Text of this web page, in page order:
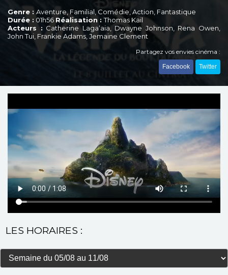
Genre : Aventure, Familial, Comédie, Action, Fantastique
Durée : 01h56 Réalisation :Thomas Kail
Acteurs : Catherine Lagaʻaia, Dwayne Johnson, Rena Owen,
John Tui, Frankie Adams, Jemaine Clement
Partagez vos envies cinéma :
Facebook Twitter
LES HORAIRES :